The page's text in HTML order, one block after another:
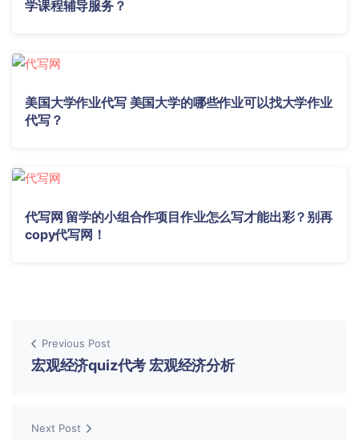
学课程辅导服务？
美国大学作业代写 美国大学的哪些作业可以找大学作业
代写？
代写网 留学的小组合作项目作业怎么写才能出彩？别再
copy代写网！
Previous Post
宏观经济quiz代考 宏观经济分析
Next Post